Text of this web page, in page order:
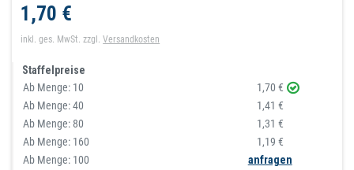
1,70 €
inkl. ges. MwSt. zzgl.Versandkosten
Staffelpreise
Ab Menge: 10
1,70 €
Ab Menge:40
1,41 €
Ab Menge: 80
1,31 €
Ab Menge: 160
1,19 €
Ab Menge: 100
anfragen